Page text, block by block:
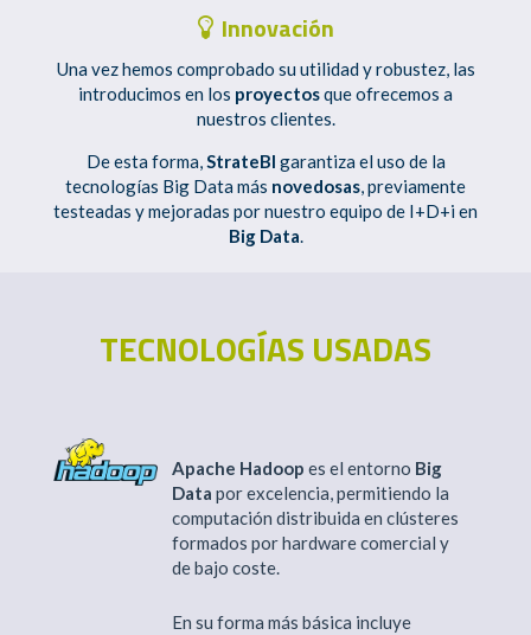
Innovación
Una vez hemos comprobado su utilidad y robustez, las
introducimos en los proyectosque ofrecemos a
nuestros clientes.
De esta forma,StrateBI garantiza el uso de la
tecnologías Big Data más novedosas, previamente
testeadas y mejoradas por nuestro equipo de I+D+i en
Big Data.
TECNOLOGÍAS USADAS
Apache Hadoop es el entorno Big
Data por excelencia, permitiendo la
computación distribuida en clústeres
formados por hardware comercial y
de bajo coste.
En su forma más básica incluye